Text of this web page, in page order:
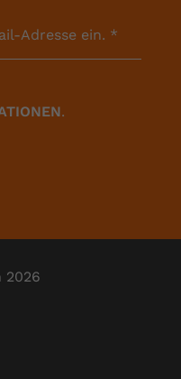
Adresse ein. *
.
2026